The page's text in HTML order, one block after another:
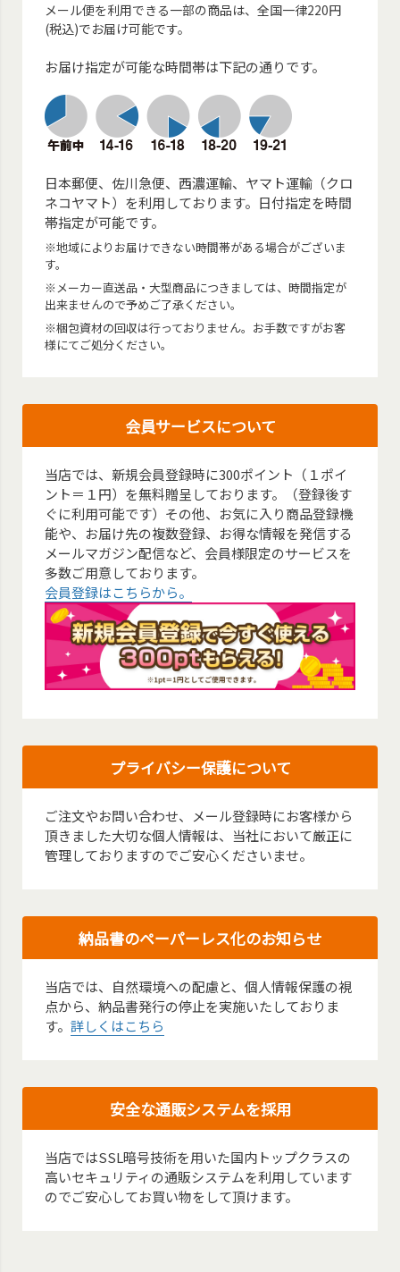
メール便を利用できる一部の商品は、全国一律220円
(税込)でお届け可能です。
お届け指定が可能な時間帯は下記の通りです。
日本郵便、佐川急便、西濃運輸、ヤマト運輸（クロ
ネコヤマト）を利用しております。日付指定を時間
帯指定が可能です。
※地域によりお届けできない時間帯がある場合がございま
す。
※メーカー直送品・大型商品につきましては、時間指定が
出来ませんので予めご了承ください。
※梱包資材の回収は行っておりません。お手数ですがお客
様にてご処分ください。
会員サービスについて
当店では、新規会員登録時に300ポイント（１ポイ
ント＝１円）を無料贈呈しております。（登録後す
ぐに利用可能です）その他、お気に入り商品登録機
能や、お届け先の複数登録、お得な情報を発信する
メールマガジン配信など、会員様限定のサービスを
多数ご用意しております。
会員登録はこちらから。
プライバシー保護について
ご注文やお問い合わせ、メール登録時にお客様から
頂きました大切な個人情報は、当社において厳正に
管理しておりますのでご安心くださいませ。
納品書のペーパーレス化のお知らせ
当店では、自然環境への配慮と、個人情報保護の視
点から、納品書発行の停止を実施いたしておりま
す。詳しくはこちら
安全な通販システムを採用
当店ではSSL暗号技術を用いた国内トップクラスの
高いセキュリティの通販システムを利用しています
のでご安心してお買い物をして頂けます。